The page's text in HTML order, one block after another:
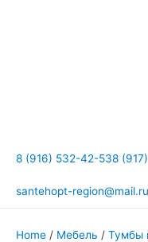
8 (916) 532-42-538
santehopt-region@mail.ru
Home / Мебель / Тумбы